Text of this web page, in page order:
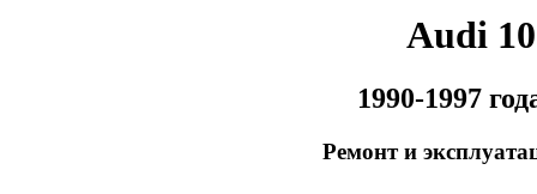
Audi
1990-1997
Ремонт и